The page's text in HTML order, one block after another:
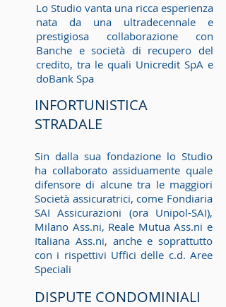
Lo Studio vanta una ricca esperienza
nata da una ultradecennale e
prestigiosa collaborazione con
Banche e società di recupero del
credito, tra le quali Unicredit SpA e
doBank Spa
INFORTUNISTICA
STRADALE
Sin dalla sua fondazione lo Studio
ha collaborato assiduamente quale
difensore di alcune tra le maggiori
Società assicuratrici, come Fondiaria
SAI Assicurazioni (ora Unipol-SAI),
Milano Ass.ni, Reale Mutua Ass.ni e
Italiana Ass.ni, anche e soprattutto
con i rispettivi Uffici delle c.d. Aree
Speciali
DISPUTE CONDOMINIALI